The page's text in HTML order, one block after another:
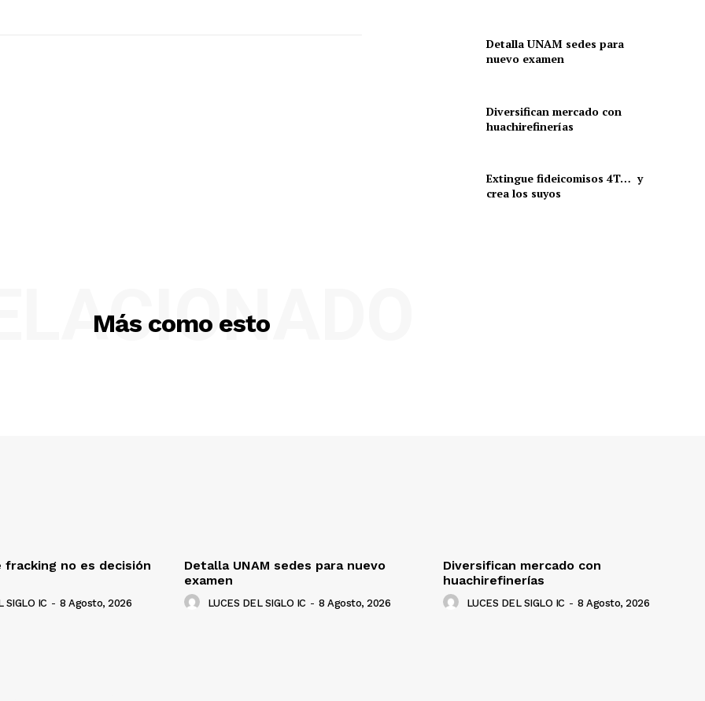
Detalla UNAM sedes para
nuevo examen
Diversifican mercado con
huachirefinerías
Extingue fideicomisos 4T… y
crea los suyos
Más como esto
fracking no es decisión
SIGLO IC - 8 Agosto, 2026
Detalla UNAM sedes para nuevo
examen
LUCES DEL SIGLO IC - 8 Agosto, 2026
Diversifican mercado con
huachirefinerías
LUCES DEL SIGLO IC - 8 Agosto, 2026